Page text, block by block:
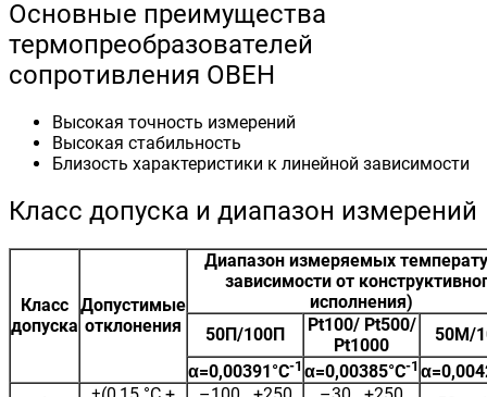
Основные преимущества
термопреобразователей
сопротивления ОВЕН
Высокая точность измерений
Высокая стабильность
Близость характеристики к линейной зависимости
Класс допуска и диапазон измерений
Класс
допуска
Допустимые
отклонения
Диапазон измеряемых
зависимости от
исполнения)
50П/100П
Pt100/ Pt500/
Pt1000
50М/
α=0,00391°С-1 α=0,00385°С-1